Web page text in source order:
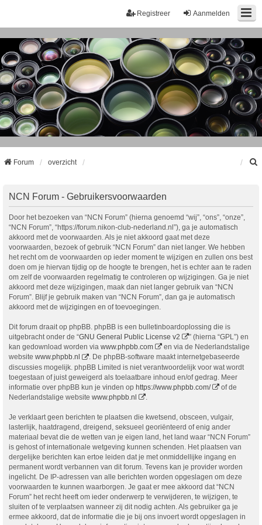
Aanmelden
Registreer
Forum overzicht
NCN Forum - Gebruikersvoorwaarden
Door het bezoeken van “NCN Forum” (hierna genoemd “wij”, “ons”, “onze”,
“NCN Forum”, “https://forum.nikon-club-nederland.nl”), ga je automatisch
akkoord met de voorwaarden. Als je niet akkoord gaat met deze
voorwaarden, bezoek of gebruik “NCN Forum” dan niet langer. We hebben
het recht om de voorwaarden op ieder moment te wijzigen en zullen ons best
doen om je hiervan tijdig op de hoogte te brengen, het is echter aan te raden
om zelf de voorwaarden regelmatig te controleren op wijzigingen. Ga je niet
akkoord met deze wijzigingen, maak dan niet langer gebruik van “NCN
Forum”. Blijf je gebruik maken van “NCN Forum”, dan ga je automatisch
akkoord met de wijzigingen en of toevoegingen.
Dit forum draait op phpBB. phpBB is een bulletinboardoplossing die is
uitgebracht onder de “GNU General Public License v2
” (hierna “GPL”) en
kan gedownload worden via www.phpbb.com
en via de Nederlandstalige
website www.phpbb.nl
. De phpBB-software maakt internetgebaseerde
discussies mogelijk. phpBB Limited is niet verantwoordelijk voor wat wordt
toegestaan of juist geweigerd als toelaatbare inhoud en/of gedrag. Meer
informatie over phpBB kun je vinden op https://www.phpbb.com/
of de
Nederlandstalige website www.phpbb.nl .
Je verklaart geen berichten te plaatsen die kwetsend, obsceen, vulgair,
lasterlijk, haatdragend, dreigend, seksueel georiënteerd of enig ander
materiaal bevat die de wetten van je eigen land, het land waar “NCN Forum”
is gehost of internationale wetgeving kunnen schenden. Het plaatsen van
dergelijke berichten kan ertoe leiden dat je met onmiddellijke ingang en
permanent wordt verbannen van dit forum. Tevens kan je provider worden
ingelicht. De IP-adressen van alle berichten worden opgeslagen om deze
voorwaarden te kunnen waarborgen. Je gaat er mee akkoord dat “NCN
Forum” het recht heeft om ieder onderwerp te verwijderen, te wijzigen, te
sluiten of te verplaatsen wanneer zij dit nodig achten. Als gebruiker ga je
ermee akkoord, dat de informatie die je bij ons invoert wordt opgeslagen in